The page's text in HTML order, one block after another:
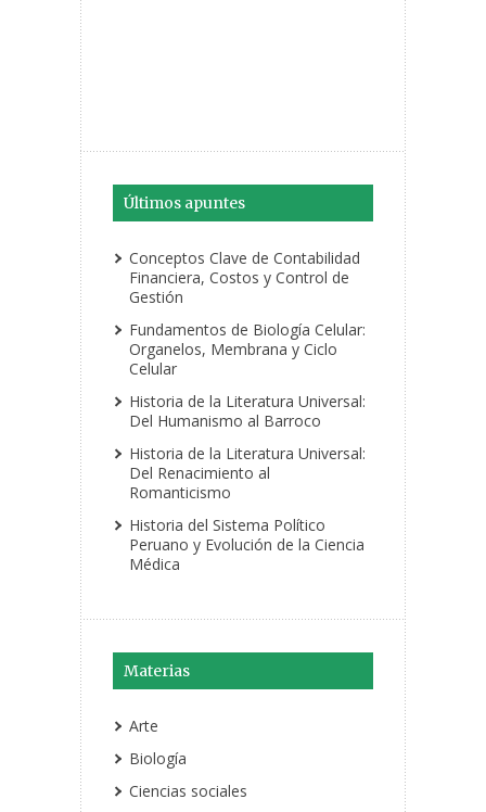
Últimos apuntes
Conceptos Clave de Contabilidad
Financiera, Costos y Control de
Gestión
Fundamentos de Biología Celular:
Organelos, Membrana y Ciclo
Celular
Historia de la Literatura Universal:
Del Humanismo al Barroco
Historia de la Literatura Universal:
Del Renacimiento al
Romanticismo
Historia del Sistema Político
Peruano y Evolución de la Ciencia
Médica
Materias
Arte
Biología
Ciencias sociales